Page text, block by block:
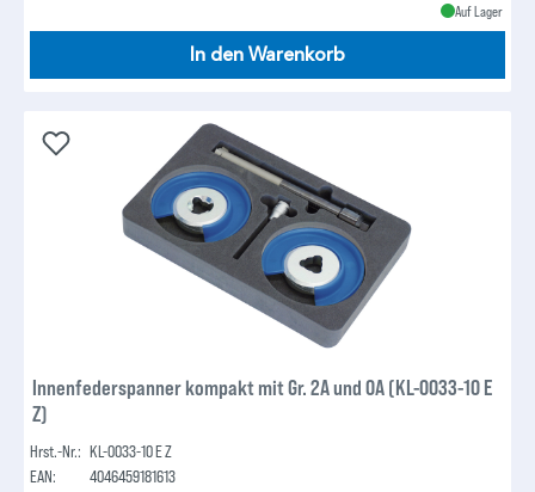
Auf Lager
In den Warenkorb
Innenfederspanner kompakt mit Gr. 2A und 0A (KL-0033-10 E
Z)
Hrst.-Nr.: KL-0033-10 E Z
EAN:
4046459181613